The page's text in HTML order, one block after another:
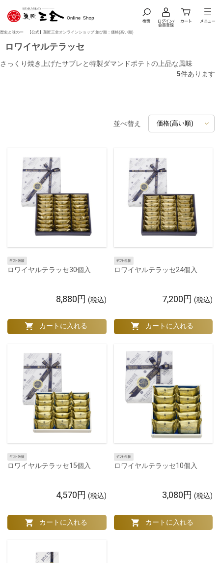
歴史と味のー 【公式】菓匠三全オンラインショップ 並び順：価格(高い順)
ロワイヤルテラッセ
さっくり焼き上げたサブレと特製ダマンドポテトの上品な風味
5件あります
並べ替え
ロワイヤルテラッセ30個入
8,880円 (税込)
ロワイヤルテラッセ24個入
7,200円 (税込)
ロワイヤルテラッセ15個入
4,570円 (税込)
ロワイヤルテラッセ10個入
3,080円 (税込)